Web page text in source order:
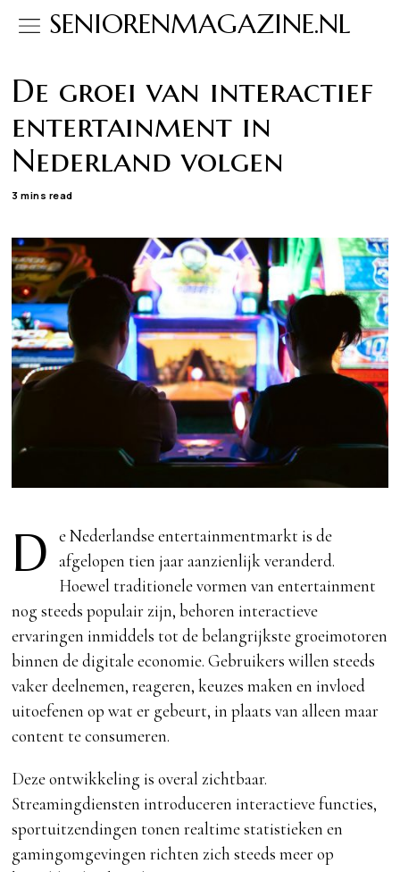
SENIORENMAGAZINE.NL
De groei van interactief
entertainment in
Nederland volgen
3 mins read
D
e Nederlandse entertainmentmarkt is de
afgelopen tien jaar aanzienlijk veranderd.
Hoewel traditionele vormen van entertainment
nog steeds populair zijn, behoren interactieve
ervaringen inmiddels tot de belangrijkste groeimotoren
binnen de digitale economie. Gebruikers willen steeds
vaker deelnemen, reageren, keuzes maken en invloed
uitoefenen op wat er gebeurt, in plaats van alleen maar
content te consumeren.
Deze ontwikkeling is overal zichtbaar.
Streamingdiensten introduceren interactieve functies,
sportuitzendingen tonen realtime statistieken en
gamingomgevingen richten zich steeds meer op